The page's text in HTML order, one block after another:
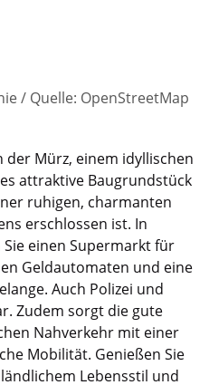
/ Quelle: OpenStreetMap
Mürz, einem idyllischen
attraktive Baugrundstück
ruhigen, charmanten
erschlossen ist. In
einen Supermarkt für
Geldautomaten und eine
Auch Polizei und
Zudem sorgt die gute
Nahverkehr mit einer
Mobilität. Genießen Sie
Lebensstil und